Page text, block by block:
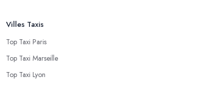
Villes Taxis
Top Taxi Paris
Top Taxi Marseille
Top Taxi Lyon